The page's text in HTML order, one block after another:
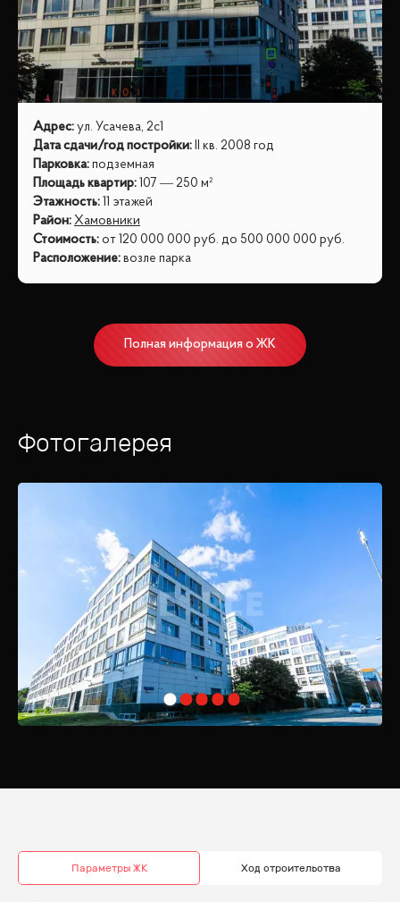
Адрес: ул. Усачева, 2с1
Дата сдачи/год постройки:
II кв. 2008 год
Парковка: подземная
Площадь квартир: 107 — 250 м²
Этажность: 11 этажей
Район: Хамовники
Стоимость: от 120 000 000 руб. до 500 000 000 руб.
Расположение: возле парка
Полная информация о ЖК
Фотогалерея
Параметры ЖК Ход строительства